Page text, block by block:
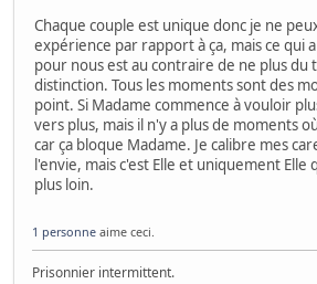
Chaque couple est unique donc je ne
expérience par rapport à ça, mais ce qui
pour nous est au contraire de ne plus du
distinction. Tous les moments sont des
point. Si Madame commence à vouloir
vers plus, mais il n'y a plus de moments
car ça bloque Madame. Je calibre mes
l'envie, mais c'est Elle et uniquement Elle
plus loin.
1 personne aime ceci.
Prisonnier intermittent.